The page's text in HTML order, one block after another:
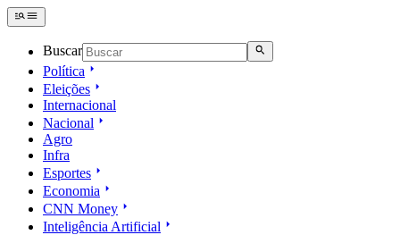
Buscar
Política
Eleições
Internacional
Nacional
Agro
Infra
Esportes
Economia
CNN Money
Inteligência Artificial